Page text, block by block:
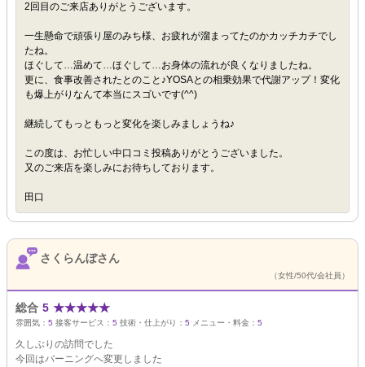
2回目のご来店ありがとうございます。
一生懸命で頑張り屋のみち様、お疲れが溜まってたのかカッチカチでし
たね。
ほぐして…温めて…ほぐして…お身体の流れが良くなりましたね。
更に、食事改善されたとのこと♪YOSAとの相乗効果で代謝アップ！変化
も爆上がりなんて本当にスゴいです(^^)
継続してもっともっと変化を楽しみましょうね♪
この度は、お忙しい中口コミ投稿ありがとうございました。
又のご来店を楽しみにお待ちしております。
田口
さくらんぼさん
（女性/50代/会社員）
総合 5 ★★★★★
雰囲気： 5 接客サービス： 5 技術・仕上がり： 5 メニュー・料金： 5
久しぶりの訪問でした
今回はバーニングへ変更しました